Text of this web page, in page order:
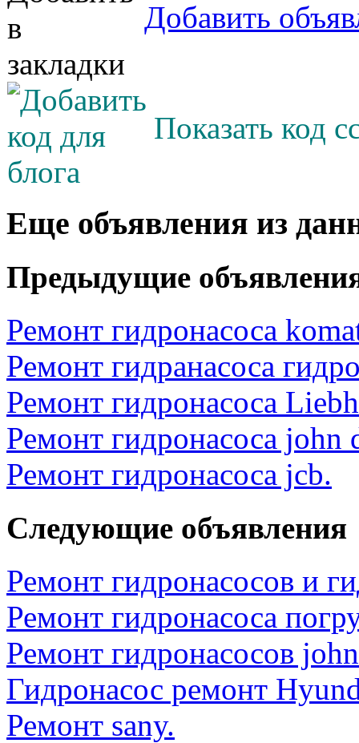
Добавить
Показать код
Еще объявления из
Предыдущие
Ремонт гидронасоса
Ремонт гидранасоса
Ремонт гидронасоса
Ремонт гидронасоса john
Ремонт гидронасоса jcb.
Следующие объявления
Ремонт гидронасосов и
Ремонт гидронасоса
Ремонт гидронасосов
Гидронасос ремонт
Ремонт sany.